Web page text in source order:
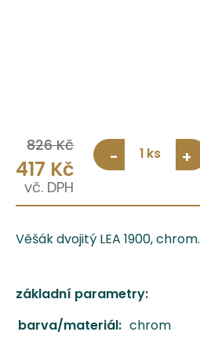
826 Kč
417 Kč - 1 +
Věšák dvojitý LEA 1900, chrom.
základní parametry:
barva/materiál: chrom